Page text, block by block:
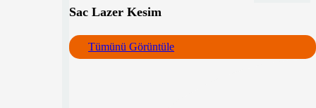
Sac Lazer Kesim
Tümünü Görüntüle